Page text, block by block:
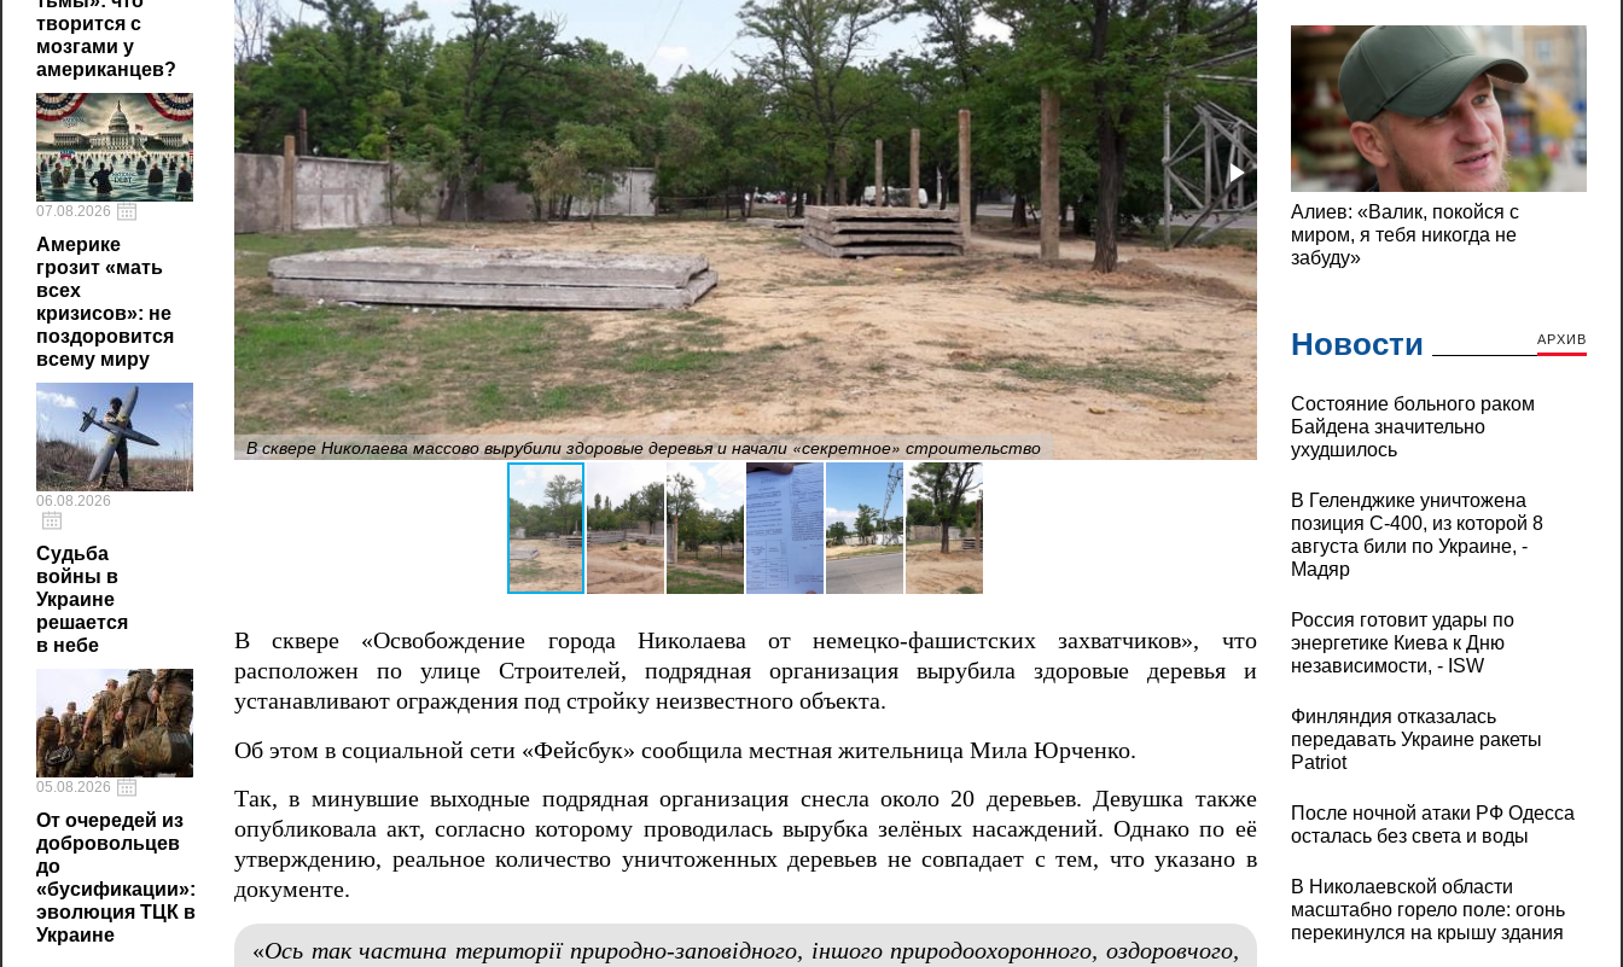
творится с
мозгами у
американцев?
07.08.2026
Америке
грозит «мать
всех
кризисов»: не
поздоровится
всему миру
06.08.2026
Судьба
войны в
Украине
решается
в небе
05.08.2026
От очередей из
добровольцев
до
«бусификации»:
эволюция ТЦК в
Украине
В сквере Николаева массово вырубили здоровые деревья и начали «секретное» строительство В сквере Николаева массово вырубили
В сквере «Освобождение города Николаева от немецко-фашистских захватчиков», что
расположен по улице Строителей, подрядная организация вырубила здоровые деревья и
устанавливают ограждения под стройку неизвестного объекта.
Об этом в социальной сети «Фейсбук» сообщила местная жительница Мила Юрченко.
Так, в минувшие выходные подрядная организация снесла около 20 деревьев. Девушка также
опубликовала акт, согласно которому проводилась вырубка зелёных насаждений. Однако по её
утверждению, реальное количество уничтоженных деревьев не совпадает с тем, что указано в
документе.
«Ось так частина території природно-заповідного, іншого природоохоронного, оздоровчого,
Новости АРХИВ
Состояние больного раком
Байдена значительно
ухудшилось
В Геленджике уничтожена
позиция С-400, из которой 8
августа били по Украине, -
Мадяр
Россия готовит удары по
энергетике Киева к Дню
независимости, - ISW
Финляндия отказалась
передавать Украине ракеты
Patriot
После ночной атаки РФ Одесса
осталась без света и воды
В Николаевской области
масштабно горело поле: огонь
перекинулся на крышу здания